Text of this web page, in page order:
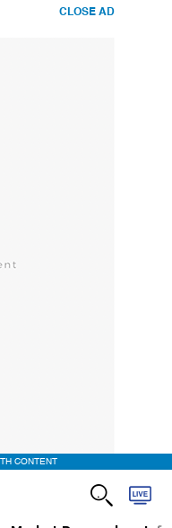
CLOSE AD
CONTENT